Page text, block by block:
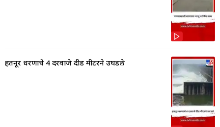
हतनूर धरणाचे 4 दरवाजे दीड मीटरने उघडले